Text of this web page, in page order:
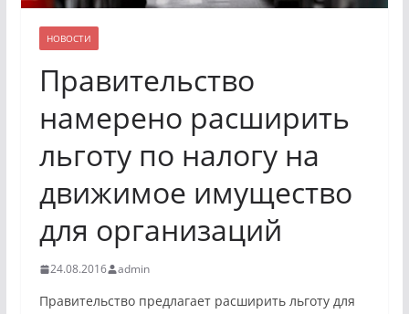
НОВОСТИ
Правительство
намерено расширить
льготу по налогу на
движимое имущество
для организаций
24.08.2016 admin
Правительство предлагает расширить льготу для